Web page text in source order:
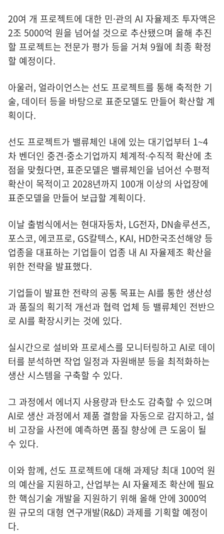
20여 개 프로젝트에 대한 민·관의 AI 자율제조 투자액은
2조 5000억 원을 넘어설 것으로 추산됐으며 올해 추진
할 프로젝트는 전문가 평가 등을 거쳐 9월에 최종 확정
할 예정이다.
아울러, 얼라이언스는 선도 프로젝트를 통해 축적한 기
술, 데이터 등을 바탕으로 표준모델도 만들어 확산할 계
획이다.
선도 프로젝트가 밸류체인 내에 있는 대기업부터 1~4
차 벤더인 중견·중소기업까지 체계적·수직적 확산에 초
점을 맞췄다면, 표준모델은 밸류체인을 넘어선 수평적
확산이 목적이고 2028년까지 100개 이상의 사업장에
표준모델을 만들어 보급할 계획이다.
이날 출범식에서는 현대자동차, LG전자, DN솔루션즈,
포스코, 에코프로, GS칼텍스, KAI, HD한국조선해양 등
업종을 대표하는 기업들이 업종 내 AI 자율제조 확산을
위한 전략을 발표했다.
기업들이 발표한 전략의 공통 목표는 AI를 통한 생산성
과 품질의 획기적 개선과 협력 업체 등 밸류체인 전반으
로 AI를 확장시키는 것에 있다.
실시간으로 설비와 프로세스를 모니터링하고 AI로 데이
터를 분석하면 작업 일정과 자원배분 등을 최적화하는
생산 시스템을 구축할 수 있다.
그 과정에서 에너지 사용량과 탄소도 감축할 수 있으며
AI로 생산 과정에서 제품 결함을 자동으로 감지하고, 설
비 고장을 사전에 예측하면 품질 향상에 큰 도움이 될
수 있다.
이와 함께, 선도 프로젝트에 대해 과제당 최대 100억 원
의 예산을 지원하고, 산업부는 AI 자율제조 확산에 필요
한 핵심기술 개발을 지원하기 위해 올해 안에 3000억
원 규모의 대형 연구개발(R&D) 과제를 기획할 예정이
다.